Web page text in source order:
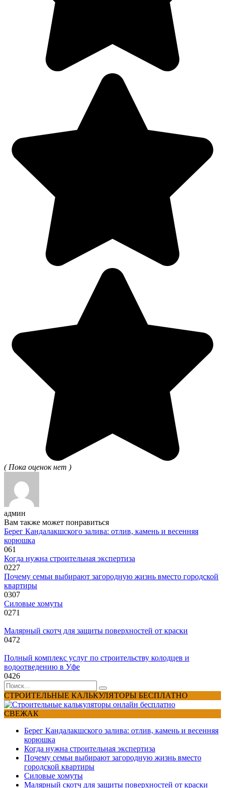
( Пока оценок нет )
админ
Вам также может понравиться
Берег Кандалакшского залива: отлив, камень и весенняя
корюшка
061
Когда нужна строительная экспертиза
0227
Почему семьи выбирают загородную жизнь вместо городской
квартиры
0307
Силовые хомуты
0271
Малярный скотч для защиты поверхностей от краски
0472
Полный комплекс услуг по строительству колодцев и
водоотведению в Уфе
0426
Search
for:
СТРОИТЕЛЬНЫЕ КАЛЬКУЛЯТОРЫ БЕСПЛАТНО
СВЕЖАК
Берег Кандалакшского залива: отлив, камень и весенняя
корюшка
Когда нужна строительная экспертиза
Почему семьи выбирают загородную жизнь вместо
городской квартиры
Силовые хомуты
Малярный скотч для защиты поверхностей от краски